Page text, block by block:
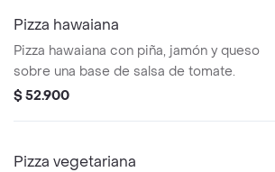
Pizza hawaiana
Pizza hawaiana con piña, jamón y queso
sobre una base de salsa de tomate.
$ 52.900
Pizza vegetariana